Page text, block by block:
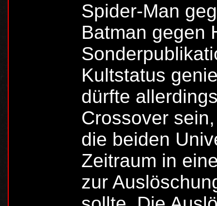
Spider-Man
Batman gegen
Kultstatus
dürfte
Crossover
die beiden
Zeitraum in
zur